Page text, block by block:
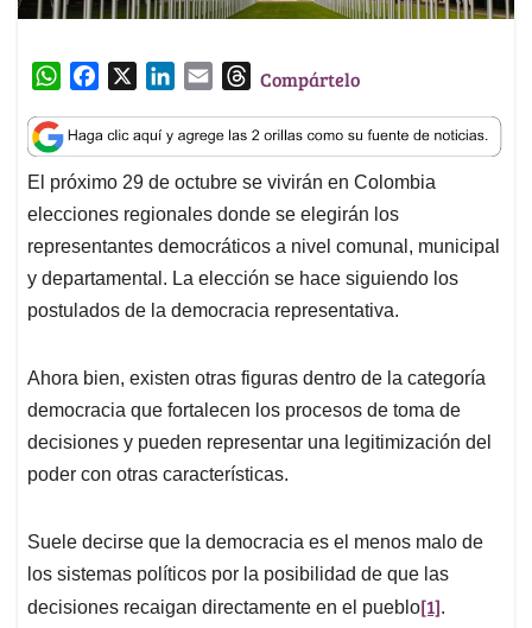
W
a
t
s
A
p
p
c
e
b
o
o
k
n
k
e
d
I
n
a
i
l
T
r
e
a
d
s
Compártelo
El próximo 29 de octubre se vivirán en Colombia
elecciones regionales donde se elegirán los
representantes democráticos a nivel comunal, municipal
y departamental. La elección se hace siguiendo los
postulados de la democracia representativa.
Ahora bien, existen otras figuras dentro de la categoría
democracia que fortalecen los procesos de toma de
decisiones y pueden representar una legitimización del
poder con otras características.
Suele decirse que la democracia es el menos malo de
los sistemas políticos por la posibilidad de que las
decisiones recaigan directamente en el pueblo[1].